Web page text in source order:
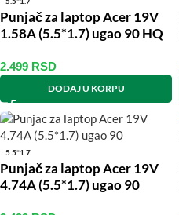
Punjač za laptop Acer 19V
1.58A (5.5*1.7) ugao 90 HQ
2.499 RSD
DODAJ U KORPU
5.5*1.7
Punjač za laptop Acer 19V
4.74A (5.5*1.7) ugao 90